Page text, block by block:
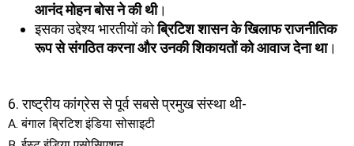
आनंद मोहन बोस ने की थी।
इसका उद्देश्य भारतीयों कोब्रिटिश शासन के खिलाफ राजनीतिक
रूप से संगठित करना और उनकी शिकायतों को आवाज देना था।
6. राष्ट्रीय कांग्रेस से पूर्व सबसे प्रमुख संस्था थी-
A. बंगाल ब्रिटिश इंडिया सोसाइटी